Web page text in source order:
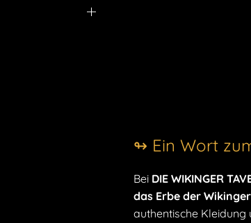
↬ Ein Wort
Bei DIE WIKINGER
das Erbe der Wikinger
authentische Kleidung